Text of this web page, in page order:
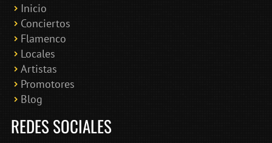
Inicio
Conciertos
Flamenco
Locales
Artistas
Promotores
Blog
REDES SOCIALES